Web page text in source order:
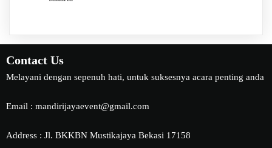
Contact Us
Melayani dengan sepenuh hati, untuk suksesnya acara penting anda
Email : mandirijayaevent@gmail.com
Address : Jl. BKKBN Mustikajaya Bekasi 17158